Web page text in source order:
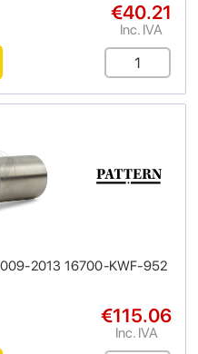
€40.21
Inc. IVA
2013 16700-KWF-952
€115.06
Inc. IVA